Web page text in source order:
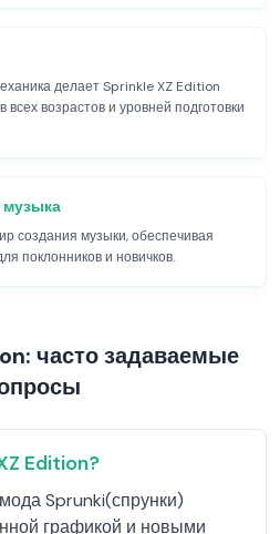
делает Sprinkle XZ Edition
всех возрастов и уровней подготовки
музыка
создания музыки, обеспечивая
поклонников и новичков.
часто задаваемые
Edition?
Sprunki(спрунки)
графикой и новыми